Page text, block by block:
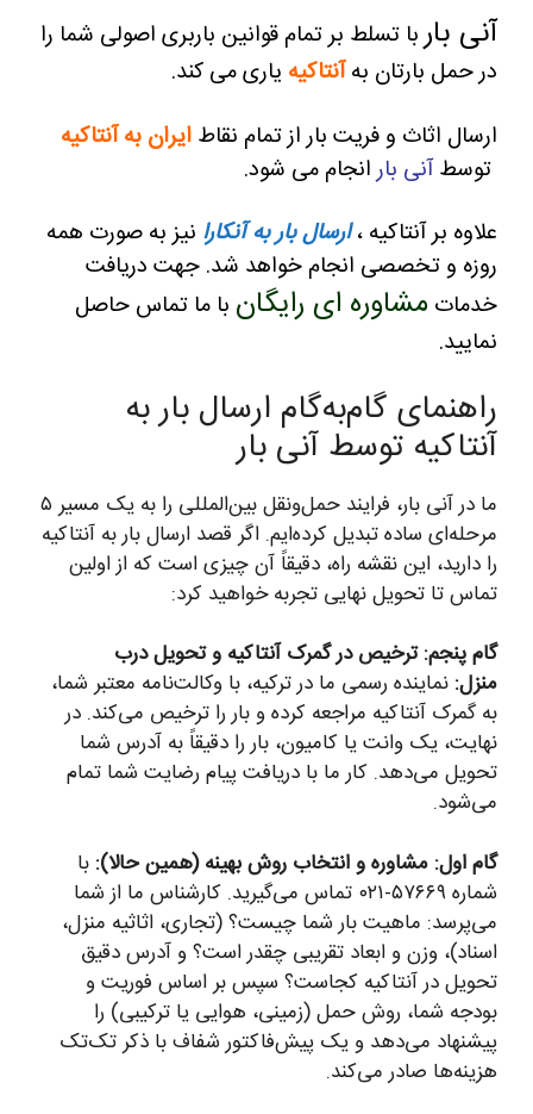
آنی باربا تسلط بر تمام قوانین باربری اصولی شما را
در حمل بارتان بهآنتاکیه یاری می کند.
ارسال اثاث و فریت بار از تمام نقاط ایران به آنتاکیه
توسطآنی بارانجام می شود.
علاوه بر آنتاکیه ،ارسال بار به آنکارا نیز به صورت همه
روزه و تخصصی انجام خواهد شد. جهت دریافت
خدمات مشاوره ای رایگان با ما تماس حاصل
نمایید.
راهنمای گام‌به‌گام ارسال بار به
آنتاکیه توسط آنی بار
ما در آنی بار، فرایند حمل‌ونقل بین‌المللی را به یک مسیر ۵
مرحله‌ای ساده تبدیل کرده‌ایم. اگر قصد ارسال بار به آنتاکیه
را دارید، این نقشه راه، دقیقاً آن چیزی است که از اولین
تماس تا تحویل نهایی تجربه خواهید کرد:
گام پنجم: ترخیص در گمرک آنتاکیه و تحویل درب
منزل: نماینده رسمی ما در ترکیه، با وکالت‌نامه معتبر شما،
به گمرک آنتاکیه مراجعه کرده و بار را ترخیص می‌کند. در
نهایت، یک وانت یا کامیون، بار را دقیقاً به آدرس شما
تحویل می‌دهد. کار ما با دریافت پیام رضایت شما تمام
می‌شود.
گام اول: مشاوره و انتخاب روش بهینه (همین حالا): با
شماره ۵۷۶۶۹-۰۲۱ تماس می‌گیرید. کارشناس ما از شما
می‌پرسد: ماهیت بار شما چیست؟ (تجاری، اثاثیه منزل،
اسناد)، وزن و ابعاد تقریبی چقدر است؟ و آدرس دقیق
تحویل در آنتاکیه کجاست؟ سپس بر اساس فوریت و
بودجه شما، روش حمل (زمینی، هوایی یا ترکیبی) را
پیشنهاد می‌دهد و یک پیش‌فاکتور شفاف با ذکر تک‌تک
هزینه‌ها صادر می‌کند.